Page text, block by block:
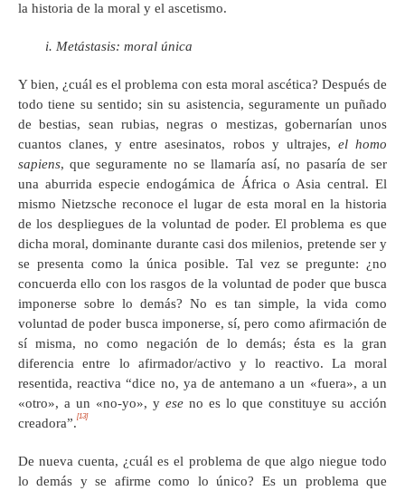
la historia de la moral y el ascetismo.
i. Metástasis: moral única
Y bien, ¿cuál es el problema con esta moral ascética? Después de
todo tiene su sentido; sin su asistencia, seguramente un puñado
de bestias, sean rubias, negras o mestizas, gobernarían unos
cuantos clanes, y entre asesinatos, robos y ultrajes, el homo
sapiens, que seguramente no se llamaría así, no pasaría de ser
una aburrida especie endogámica de África o Asia central. El
mismo Nietzsche reconoce el lugar de esta moral en la historia
de los despliegues de la voluntad de poder. El problema es que
dicha moral, dominante durante casi dos milenios, pretende ser y
se presenta como la única posible. Tal vez se pregunte: ¿no
concuerda ello con los rasgos de la voluntad de poder que busca
imponerse sobre lo demás? No es tan simple, la vida como
voluntad de poder busca imponerse, sí, pero como afirmación de
sí misma, no como negación de lo demás; ésta es la gran
diferencia entre lo afirmador/activo y lo reactivo. La moral
resentida, reactiva “dice no, ya de antemano a un «fuera», a un
«otro», a un «no-yo», y ese no es lo que constituye su acción
creadora”.
[13]
De nueva cuenta, ¿cuál es el problema de que algo niegue todo
lo demás y se afirme como lo único? Es un problema que